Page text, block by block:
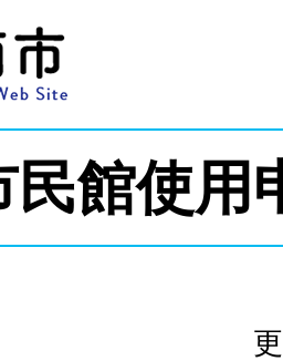
民館使用